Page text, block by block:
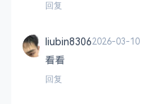
回复
liubin83062026-03-10
看看
回复